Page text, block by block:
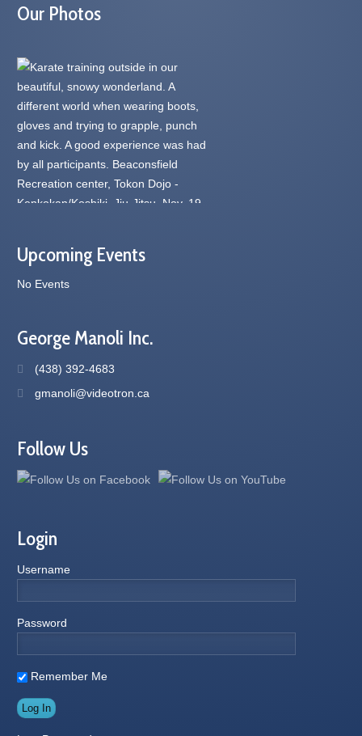
Our Photos
Upcoming Events
No Events
George Manoli Inc.
(438) 392-4683
gmanoli@videotron.ca
Follow Us
Login
Username
Password
Remember Me